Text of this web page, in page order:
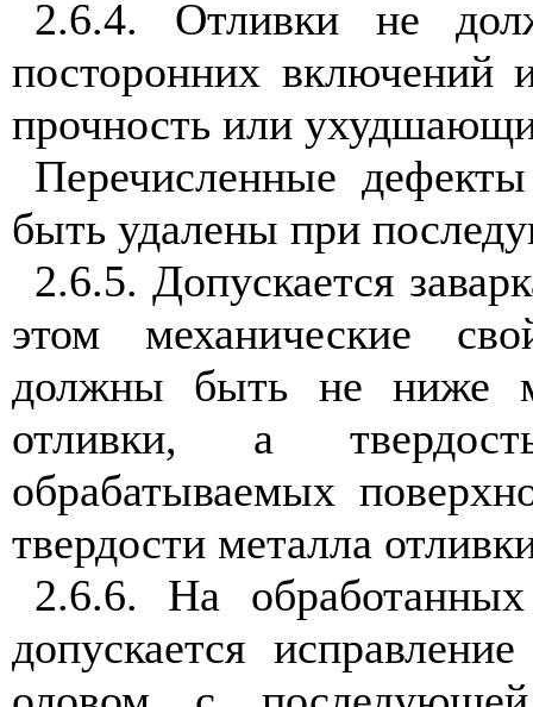
2.6.4. Отливки не
посторонних включений
прочность или
Перечисленные
быть удалены при
2.6.5. Допускается
этом механические
должны быть не ниже
отливки, а
обрабатываемых
твердости металла
2.6.6. На
допускается